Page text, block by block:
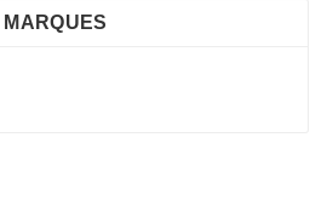
MARQUES